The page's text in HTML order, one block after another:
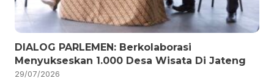
DIALOG PARLEMEN: Berkolaborasi
Menyukseskan 1.000 Desa Wisata Di Jateng
29/07/2026